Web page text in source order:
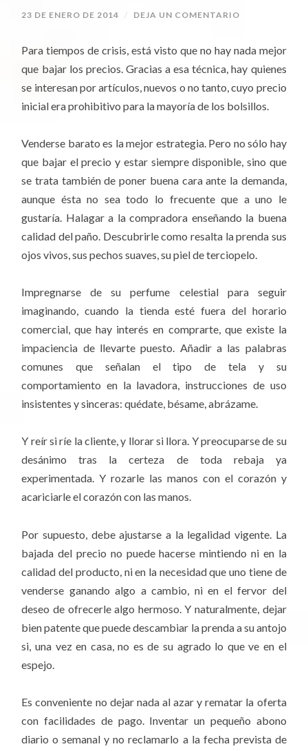
23 DE ENERO DE 2014 / DEJA UN COMENTARIO
Para tiempos de crisis, está visto que no hay nada mejor
que bajar los precios. Gracias a esa técnica, hay quienes
se interesan por artículos, nuevos o no tanto, cuyo precio
inicial era prohibitivo para la mayoría de los bolsillos.
Venderse barato es la mejor estrategia. Pero no sólo hay
que bajar el precio y estar siempre disponible, sino que
se trata también de poner buena cara ante la demanda,
aunque ésta no sea todo lo frecuente que a uno le
gustaría. Halagar a la compradora enseñando la buena
calidad del paño. Descubrirle como resalta la prenda sus
ojos vivos, sus pechos suaves, su piel de terciopelo.
Impregnarse de su perfume celestial para seguir
imaginando, cuando la tienda esté fuera del horario
comercial, que hay interés en comprarte, que existe la
impaciencia de llevarte puesto. Añadir a las palabras
comunes que señalan el tipo de tela y su
comportamiento en la lavadora, instrucciones de uso
insistentes y sinceras: quédate, bésame, abrázame.
Y reír si ríe la cliente, y llorar si llora. Y preocuparse de su
desánimo tras la certeza de toda rebaja ya
experimentada. Y rozarle las manos con el corazón y
acariciarle el corazón con las manos.
Por supuesto, debe ajustarse a la legalidad vigente. La
bajada del precio no puede hacerse mintiendo ni en la
calidad del producto, ni en la necesidad que uno tiene de
venderse ganando algo a cambio, ni en el fervor del
deseo de ofrecerle algo hermoso. Y naturalmente, dejar
bien patente que puede descambiar la prenda a su antojo
si, una vez en casa, no es de su agrado lo que ve en el
espejo.
Es conveniente no dejar nada al azar y rematar la oferta
con facilidades de pago. Inventar un pequeño abono
diario o semanal y no reclamarlo a la fecha prevista de